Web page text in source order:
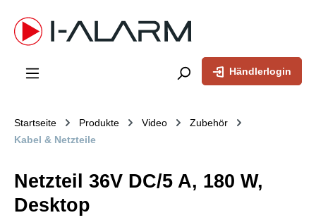
springen
Händlerlogin
Startseite Produkte Video
Zubehör
Kabel & Netzteile
Netzteil 36V DC/5 A, 180 W,
Desktop